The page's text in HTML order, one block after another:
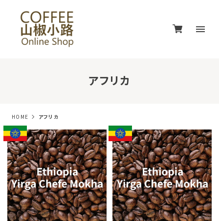
アフリカ
HOME アフリカ